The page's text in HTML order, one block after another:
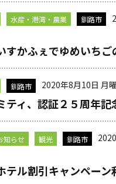
水産・港湾・農業 釧路市
すかふぇでゆめいちご
釧路市 2020年8月10日 月
ティ、認証２５周年記
知らせ 観光 釧路市
テル割引キャンペー